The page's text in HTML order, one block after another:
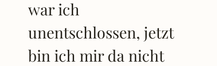
war ich
unentschlossen, jetzt
bin ich mir da nicht